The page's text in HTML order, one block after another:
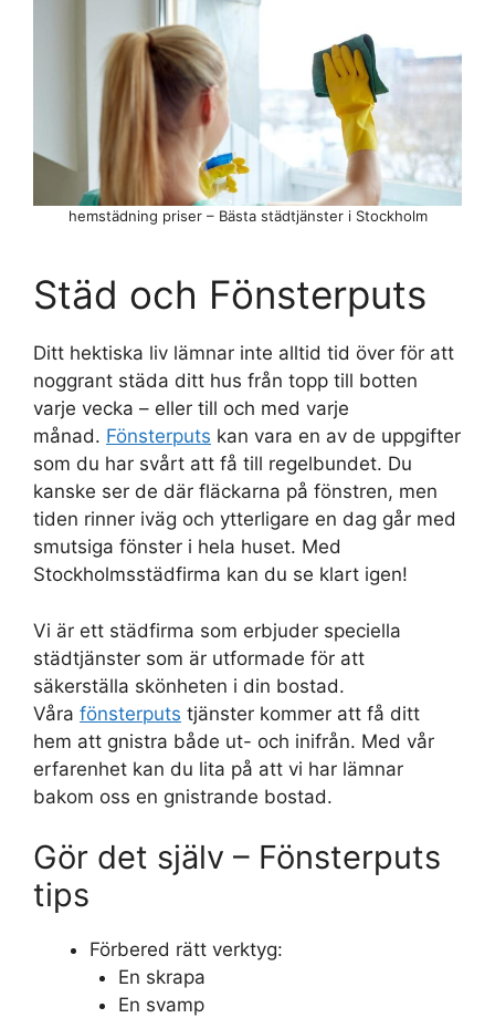
hemstädning priser – Bästa städtjänster i Stockholm
Städ och Fönsterputs
Ditt hektiska liv lämnar inte alltid tid över för att
noggrant städa ditt hus från topp till botten
varje vecka – eller till och med varje
månad. Fönsterputs kan vara en av de uppgifter
som du har svårt att få till regelbundet. Du
kanske ser de där fläckarna på fönstren, men
tiden rinner iväg och ytterligare en dag går med
smutsiga fönster i hela huset. Med
Stockholmsstädfirma kan du se klart igen!
Vi är ett städfirma som erbjuder speciella
städtjänster som är utformade för att
säkerställa skönheten i din bostad.
Våra fönsterputs tjänster kommer att få ditt
hem att gnistra både ut- och inifrån. Med vår
erfarenhet kan du lita på att vi har lämnar
bakom oss en gnistrande bostad.
Gör det själv – Fönsterputs
tips
Förbered rätt verktyg:
En skrapa
En svamp